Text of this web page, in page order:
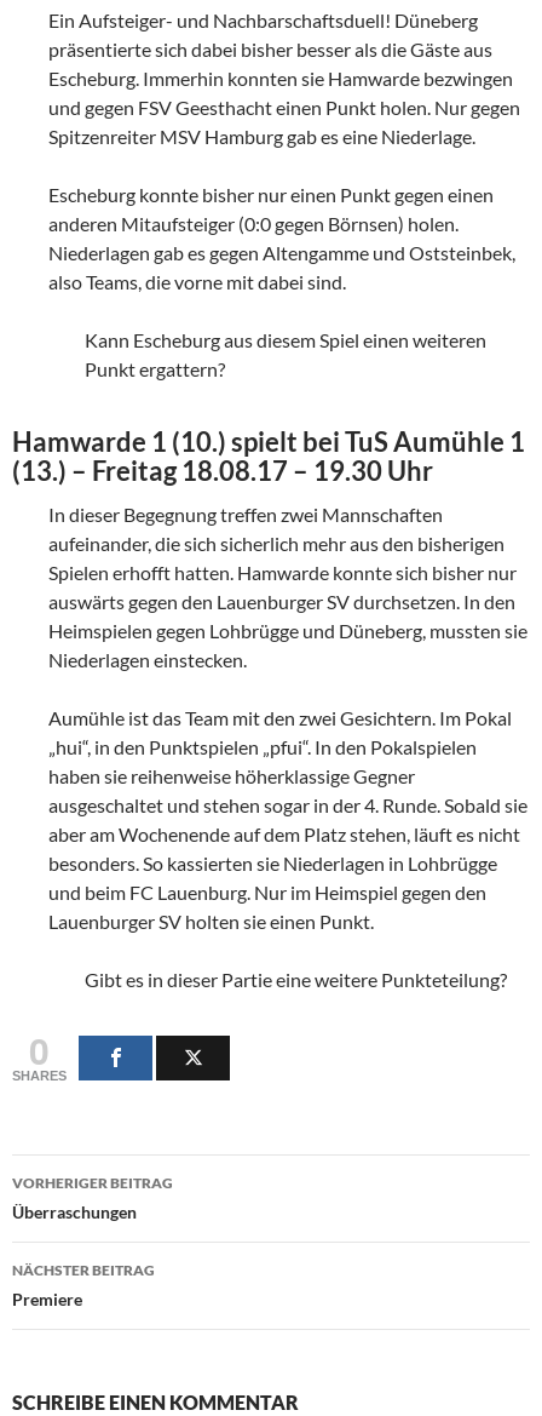
Ein Aufsteiger- und Nachbarschaftsduell! Düneberg
präsentierte sich dabei bisher besser als die Gäste aus
Escheburg. Immerhin konnten sie Hamwarde bezwingen
und gegen FSV Geesthacht einen Punkt holen. Nur gegen
Spitzenreiter MSV Hamburg gab es eine Niederlage.
Escheburg konnte bisher nur einen Punkt gegen einen
anderen Mitaufsteiger (0:0 gegen Börnsen) holen.
Niederlagen gab es gegen Altengamme und Oststeinbek,
also Teams, die vorne mit dabei sind.
Kann Escheburg aus diesem Spiel einen weiteren
Punkt ergattern?
Hamwarde 1 (10.) spielt bei TuS Aumühle 1
(13.) – Freitag 18.08.17 – 19.30 Uhr
In dieser Begegnung treffen zwei Mannschaften
aufeinander, die sich sicherlich mehr aus den bisherigen
Spielen erhofft hatten. Hamwarde konnte sich bisher nur
auswärts gegen den Lauenburger SV durchsetzen. In den
Heimspielen gegen Lohbrügge und Düneberg, mussten sie
Niederlagen einstecken.
Aumühle ist das Team mit den zwei Gesichtern. Im Pokal
„hui“, in den Punktspielen „pfui“. In den Pokalspielen
haben sie reihenweise höherklassige Gegner
ausgeschaltet und stehen sogar in der 4. Runde. Sobald sie
aber am Wochenende auf dem Platz stehen, läuft es nicht
besonders. So kassierten sie Niederlagen in Lohbrügge
und beim FC Lauenburg. Nur im Heimspiel gegen den
Lauenburger SV holten sie einen Punkt.
Gibt es in dieser Partie eine weitere Punkteteilung?
0
SHARES
Beitragsnavigation
VORHERIGER BEITRAG
Überraschungen
NÄCHSTER BEITRAG
Premiere
SCHREIBE EINEN KOMMENTAR